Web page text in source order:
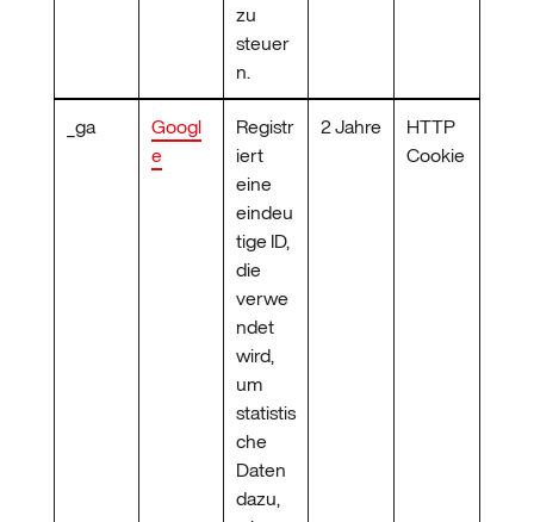
zu
steuer
n.
_ga
Googl
e
Registr
iert
eine
eindeu
tige ID,
die
verwe
ndet
wird,
um
statistis
che
Daten
dazu,
2 Jahre
HTTP
Cookie